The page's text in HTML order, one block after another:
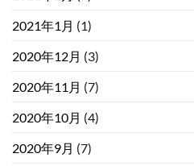
2021年1月 (1)
2020年12月 (3)
2020年11月 (7)
2020年10月 (4)
2020年9月 (7)